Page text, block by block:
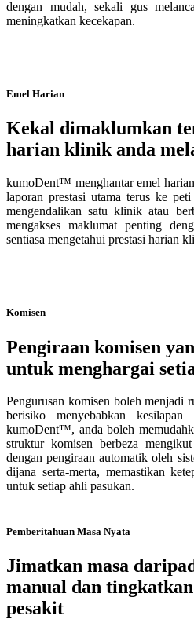
dengan mudah, sekali gus
meningkatkan kecekapan.
Emel Harian
Kekal dimaklumkan
harian klinik anda
kumoDent™ menghantar emel
laporan prestasi utama terus ke
mengendalikan satu klinik atau
mengakses maklumat penting
sentiasa mengetahui prestasi harian
Komisen
Pengiraan komisen
untuk menghargai
Pengurusan komisen boleh menjadi
berisiko menyebabkan
kumoDent™, anda boleh
struktur komisen berbeza
dengan pengiraan automatik oleh
dijana serta-merta, memastikan
untuk setiap ahli pasukan.
Pemberitahuan Masa Nyata
Jimatkan masa
manual dan
pesakit